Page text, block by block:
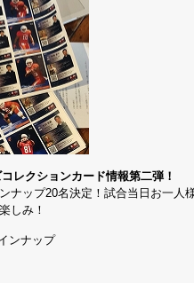
レクションカード情報第二弾！
ナップ20名決定！試合当日お一人
しみ！
ンナップ